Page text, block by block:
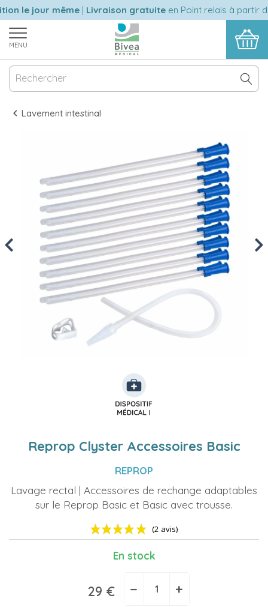
le jour même|Livraison gratuiteen Point relais à partir de
MENU
Lavement intestinal
Previous
Reprop Clyster Accessoires Basic
REPROP
Lavage rectal | Accessoires de rechange adaptables
sur le Reprop Basic et Basic avec trousse.
En stock
29 € − +